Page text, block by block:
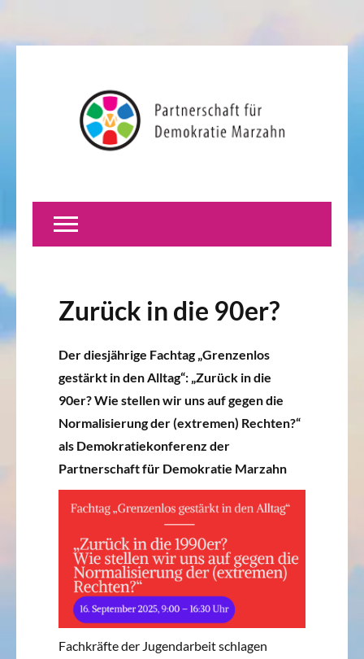
Zurück in die 90er?
Der diesjährige Fachtag „Grenzenlos
gestärkt in den Alltag“: „Zurück in die
90er? Wie stellen wir uns auf gegen die
Normalisierung der (extremen) Rechten?“
als Demokratiekonferenz der
Partnerschaft für Demokratie Marzahn
Fachkräfte der Jugendarbeit schlagen